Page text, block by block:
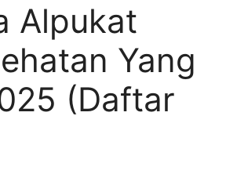
Alpukat
Yang
(Daftar